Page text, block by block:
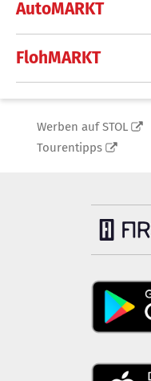
AutoMARKT
FlohMARKT
Werben auf STOL
Tourentipps